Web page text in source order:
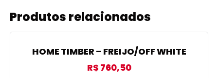
Produtos relacionados
HOME TIMBER – FREIJO/OFF WHITE
R$ 760,50